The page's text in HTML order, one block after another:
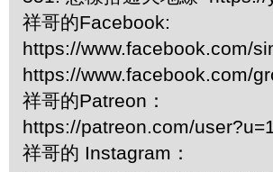
祥哥的Facebook:
https://www.facebook.com/
https://www.facebook.com/
祥哥的Patreon：
https://patreon.com/
祥哥的 Instagram：